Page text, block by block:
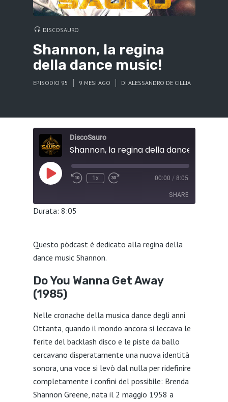
DISCOSAURO
Shannon, la regina
della dance music!
EPISODIO 95 9 MESI AGO DI ALESSANDRO DE CILLIA
DiscoSauro
Shannon, la regina della dance music!
Play
Episode
1x 00:00 / 8:05
SHARE
LINK
Durata: 8:05
Questo pòdcast è dedicato alla regina della
dance music Shannon.
Do You Wanna Get Away
(1985)
Nelle cronache della musica dance degli anni
Ottanta, quando il mondo ancora si leccava le
ferite del backlash disco e le piste da ballo
cercavano disperatamente una nuova identità
sonora, una voce si levò dal nulla per ridefinire
completamente i confini del possibile: Brenda
Shannon Greene, nata il 2 maggio 1958 a